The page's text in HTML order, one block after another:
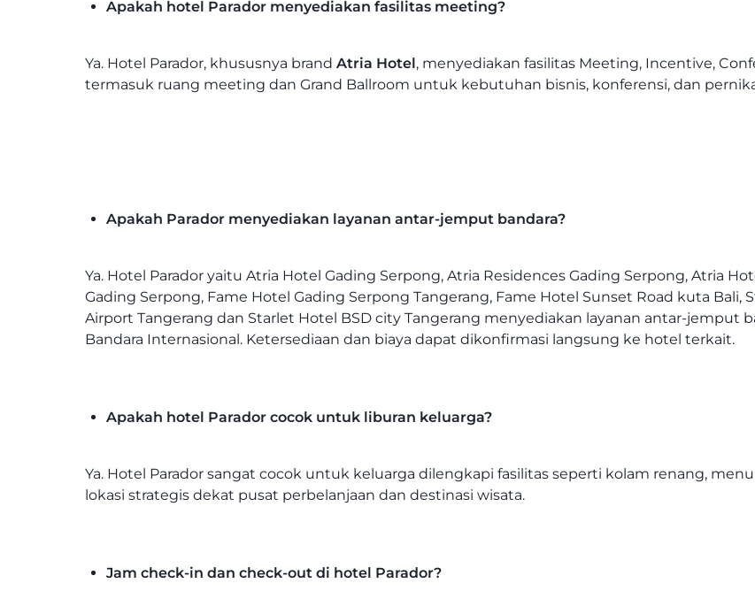
Apakah hotel Parador menyediakan fasilitas meeting?
Ya. Hotel Parador, khususnya brand Atria Hotel, menyediakan fasilitas Meeting, Incentive,
termasuk ruang meeting dan Grand Ballroom untuk kebutuhan bisnis, konferensi, dan
Apakah Parador menyediakan layanan antar-jemput bandara?
Ya. Hotel Parador yaitu Atria Hotel Gading Serpong, Atria Residences Gading Serpong, Atria
Gading Serpong, Fame Hotel Gading Serpong Tangerang, Fame Hotel Sunset Road kuta Bali,
Airport Tangerang dan Starlet Hotel BSD city Tangerang menyediakan layanan antar-jemput
Bandara Internasional. Ketersediaan dan biaya dapat dikonfirmasi langsung ke hotel terkait.
Apakah hotel Parador cocok untuk liburan keluarga?
Ya. Hotel Parador sangat cocok untuk keluarga dilengkapi fasilitas seperti kolam renang,
lokasi strategis dekat pusat perbelanjaan dan destinasi wisata.
Jam check-in dan check-out di hotel Parador?